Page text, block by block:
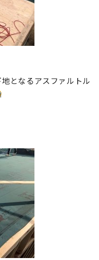
となるアスファルトル